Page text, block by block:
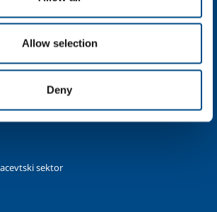
Allow selection
Deny
sektor